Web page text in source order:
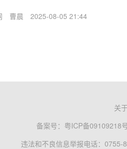
曹晨 2025-08-05 21:44
关
备案号： 粤ICP备09109218
违法和不良信息举报电话：0755-